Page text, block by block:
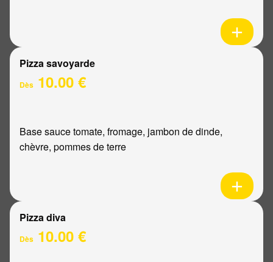
Pizza savoyarde
Dès 10.00 €
Base sauce tomate, fromage, jambon de dinde,
chèvre, pommes de terre
Pizza diva
Dès 10.00 €